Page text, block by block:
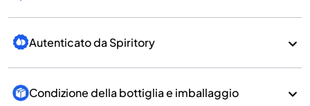
Autenticato da Spiritory
Condizione della bottiglia e imballaggio